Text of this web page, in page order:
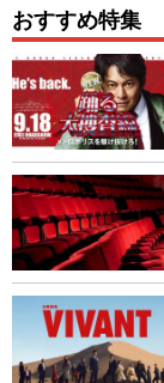
おすすめ特集